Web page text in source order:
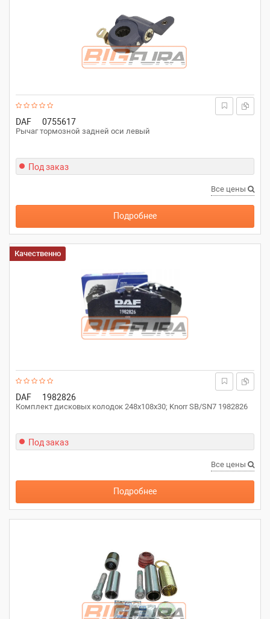
DAF 0755617
Рычаг тормозной задней оси левый
Под заказ
Все цены
Подробнее
DAF 1982826
Комплект дисковых колодок 248x108x30; Knorr SB/SN7 1982826
Качественно
Под заказ
Все цены
Подробнее